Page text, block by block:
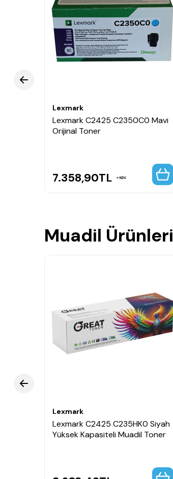
Lexmark
Lexmark C2425 C2350C0 Mavi
Orijinal Toner
7.358,90TL KDV
Muadil Ürünleri
Lexmark
Lexmark C2425 C235HK0 Siyah
Yüksek Kapasiteli Muadil Toner